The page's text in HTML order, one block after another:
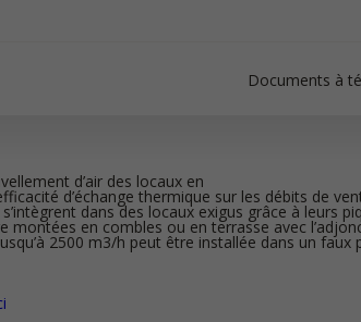
Documents à
d’air des locaux en
d’échange thermique sur les débits de
dans des locaux exigus grâce à leurs
montées en combles ou en terrasse avec
2500 m3/h peut être installée dans un faux